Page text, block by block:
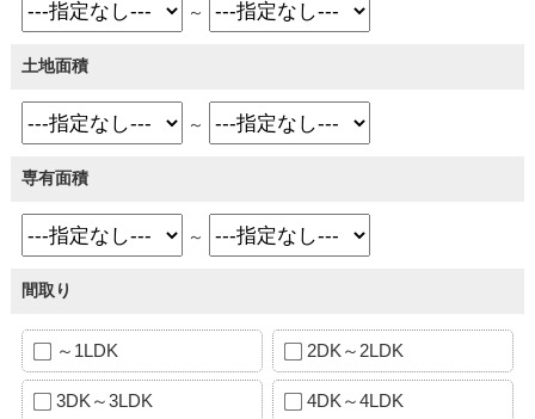
～
土地面積
～
専有面積
～
間取り
～1LDK 2DK～2LDK
3DK～3LDK 4DK～4LDK